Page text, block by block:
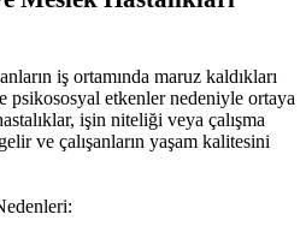
iş ortamında maruz kaldıkları
etkenler nedeniyle ortaya
işin niteliği veya çalışma
ve çalışanların yaşam kalitesini